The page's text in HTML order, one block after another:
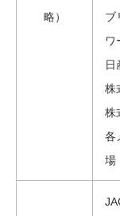
略）
ブ
ワ
日
株
株
各
場